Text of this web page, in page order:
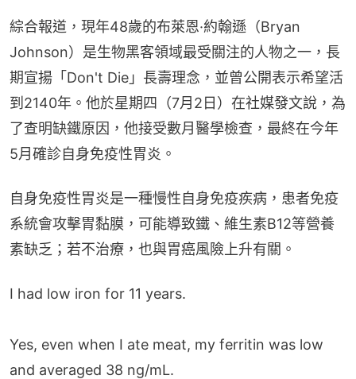
綜合報道，現年48歲的布萊恩·約翰遜（Bryan
Johnson）是生物黑客領域最受關注的人物之一，長
期宣揚「Don't Die」長壽理念，並曾公開表示希望活
到2140年。他於星期四（7月2日）在社媒發文說，為
了查明缺鐵原因，他接受數月醫學檢查，最終在今年
5月確診自身免疫性胃炎。
自身免疫性胃炎是一種慢性自身免疫疾病，患者免疫
系統會攻擊胃黏膜，可能導致鐵、維生素B12等營養
素缺乏；若不治療，也與胃癌風險上升有關。
I had low iron for 11 years.
Yes, even when I ate meat, my ferritin was low
and averaged 38 ng/mL.